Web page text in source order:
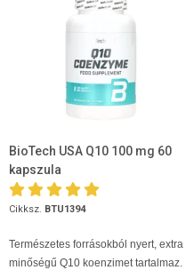
BioTech USA Q10 100 mg 60
kapszula
Cikksz. BTU1394
Természetes forrásokból nyert, extra
minőségű Q10 koenzimet tartalmaz.